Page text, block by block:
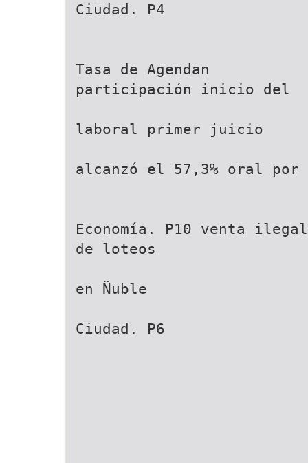
Ciudad. P4
Tasa de Agendan
participación inicio del
laboral primer juicio
alcanzó el 57,3% oral por
Economía. P10 venta ilegal
de loteos
en Ñuble
Ciudad. P6